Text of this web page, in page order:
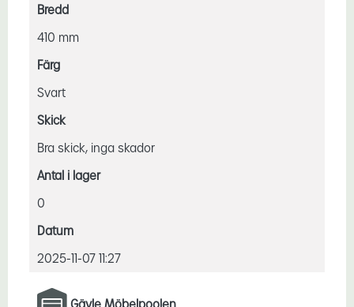
Bredd
410 mm
Färg
Svart
Skick
Bra skick, inga skador
Antal i lager
0
Datum
2025-11-07 11:27